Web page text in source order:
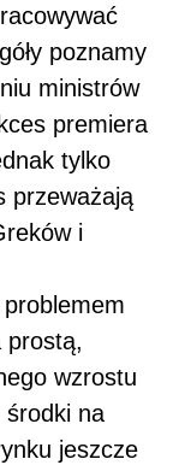
poznamy
ministrów
premiera
tylko
przeważają
i
prostą,
wzrostu
środki na
jeszcze